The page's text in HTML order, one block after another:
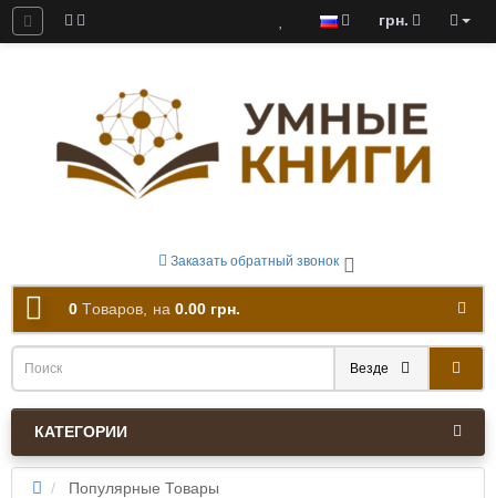
грн.
Заказать обратный звонок
0 Tоваров, на 0.00 грн.
Везде
КАТЕГОРИИ
Популярные Товары